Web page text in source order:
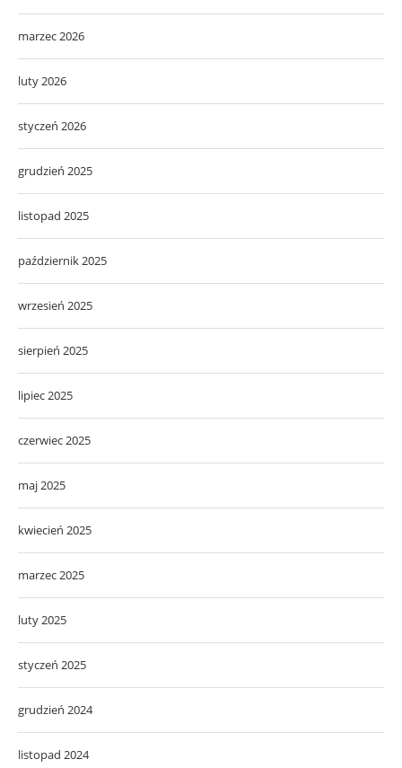
marzec 2026
luty 2026
styczeń 2026
grudzień 2025
listopad 2025
październik 2025
wrzesień 2025
sierpień 2025
lipiec 2025
czerwiec 2025
maj 2025
kwiecień 2025
marzec 2025
luty 2025
styczeń 2025
grudzień 2024
listopad 2024